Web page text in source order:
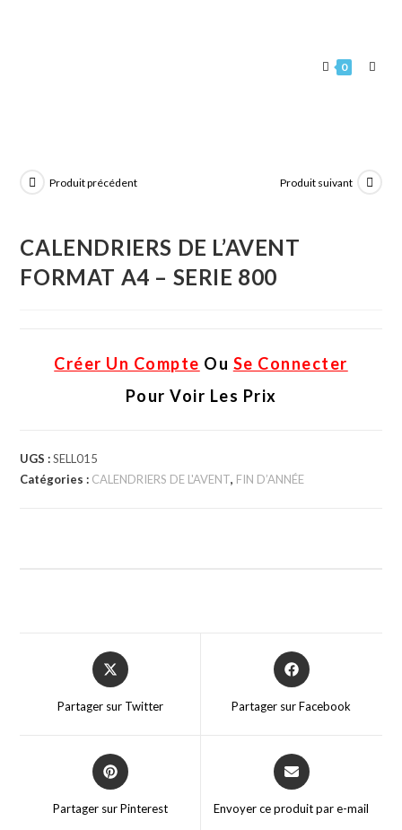
0
Produit précédent Produit suivant
CALENDRIERS DE L’AVENT
FORMAT A4 – SERIE 800
Créer Un Compte Ou Se Connecter
Pour Voir Les Prix
UGS :SELL015
Catégories : CALENDRIERS DE L'AVENT, FIN D’ANNÉE
Partager sur Twitter Partager sur Facebook
Partager sur Pinterest Envoyer ce produit par e-mail